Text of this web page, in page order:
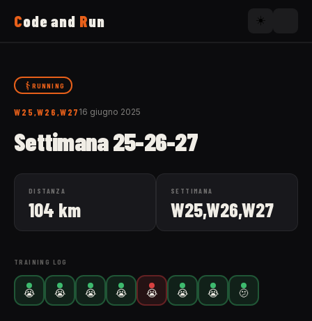
Code and Run ☀️
Running
Now
RUNNING
W25,W26,W27 16 giugno 2025
Settimana 25-26-27
DISTANZA
104 km
SETTIMANA
W25,W26,W27
TRAINING LOG
😭 😭 😭 😭 😭 😭 😭 🫤